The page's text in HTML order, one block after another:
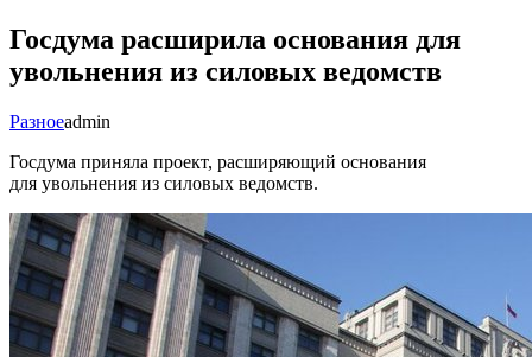
Госдума расширила основания для
увольнения из силовых ведомств
Разноеadmin
Госдума приняла проект, расширяющий основания
для увольнения из силовых ведомств.